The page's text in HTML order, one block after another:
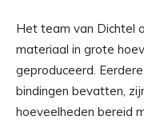
Het team van Dichtel
materiaal in grote
geproduceerd.
bindingen bevatten,
hoeveelheden bereid